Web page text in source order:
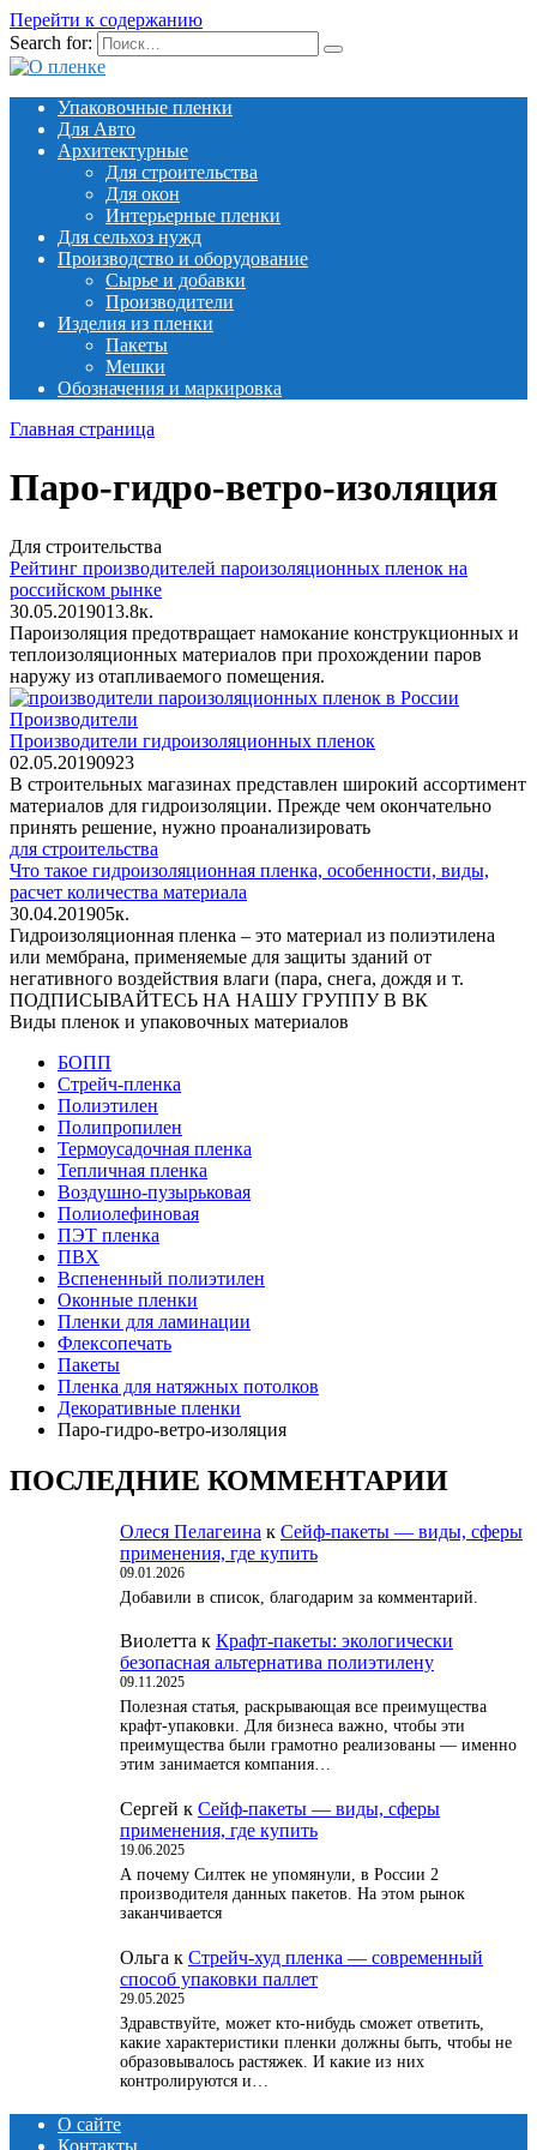
Перейти к содержанию
Search for:
Упаковочные пленки
Для Авто
Архитектурные
Для строительства
Для окон
Интерьерные пленки
Для сельхоз нужд
Производство и оборудование
Сырье и добавки
Производители
Изделия из пленки
Пакеты
Мешки
Обозначения и маркировка
Главная страница
Паро-гидро-ветро-изоляция
Для строительства
Рейтинг производителей пароизоляционных пленок на
российском рынке
30.05.2019013.8к.
Пароизоляция предотвращает намокание конструкционных и
теплоизоляционных материалов при прохождении паров
наружу из отапливаемого помещения.
Производители
Производители гидроизоляционных пленок
02.05.20190923
В строительных магазинах представлен широкий ассортимент
материалов для гидроизоляции. Прежде чем окончательно
принять решение, нужно проанализировать
для строительства
Что такое гидроизоляционная пленка, особенности, виды,
расчет количества материала
30.04.201905к.
Гидроизоляционная пленка – это материал из полиэтилена
или мембрана, применяемые для защиты зданий от
негативного воздействия влаги (пара, снега, дождя и т.
ПОДПИСЫВАЙТЕСЬ НА НАШУ ГРУППУ В ВК
Виды пленок и упаковочных материалов
БОПП
Стрейч-пленка
Полиэтилен
Полипропилен
Термоусадочная пленка
Тепличная пленка
Воздушно-пузырьковая
Полиолефиновая
ПЭТ пленка
ПВХ
Вспененный полиэтилен
Оконные пленки
Пленки для ламинации
Флексопечать
Пакеты
Пленка для натяжных потолков
Декоративные пленки
Паро-гидро-ветро-изоляция
ПОСЛЕДНИЕ КОММЕНТАРИИ
Олеся Пелагеина к Сейф-пакеты — виды, сферы
применения, где купить
09.01.2026
Добавили в список, благодарим за комментарий.
Виолетта к Крафт-пакеты: экологически
безопасная альтернатива полиэтилену
09.11.2025
Полезная статья, раскрывающая все преимущества
крафт-упаковки. Для бизнеса важно, чтобы эти
преимущества были грамотно реализованы — именно
этим занимается компания…
Сергей к Сейф-пакеты — виды, сферы
применения, где купить
19.06.2025
А почему Силтек не упомянули, в России 2
производителя данных пакетов. На этом рынок
заканчивается
Ольга к Стрейч-худ пленка — современный
способ упаковки паллет
29.05.2025
Здравствуйте, может кто-нибудь сможет ответить,
какие характеристики пленки должны быть, чтобы не
образовывалось растяжек. И какие из них
контролируются и…
О сайте